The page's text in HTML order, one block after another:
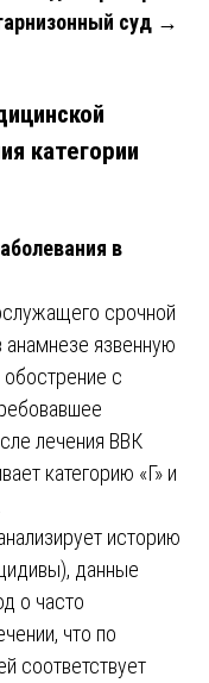
суд →
категории
в
срочной
язвенную
с
лечения ВВК
категорию «Г» и
историю
данные
о часто
что по
соответствует